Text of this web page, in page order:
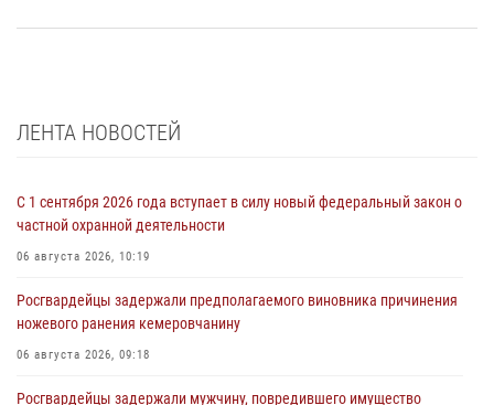
ЛЕНТА НОВОСТЕЙ
С 1 сентября 2026 года вступает в силу новый федеральный закон о
частной охранной деятельности
06 августа 2026, 10:19
Росгвардейцы задержали предполагаемого виновника причинения
ножевого ранения кемеровчанину
06 августа 2026, 09:18
Росгвардейцы задержали мужчину, повредившего имущество